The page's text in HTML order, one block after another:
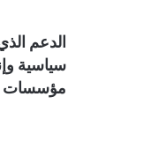
الدعم
سياسية
مؤسسات